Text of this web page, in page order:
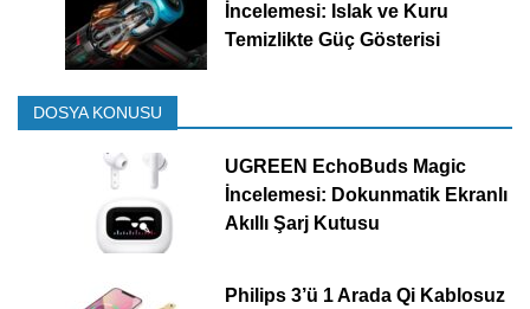
İncelemesi: Islak ve Kuru
Temizlikte Güç Gösterisi
DOSYA KONUSU
UGREEN EchoBuds Magic
İncelemesi: Dokunmatik Ekranlı
Akıllı Şarj Kutusu
Philips 3’ü 1 Arada Qi Kablosuz